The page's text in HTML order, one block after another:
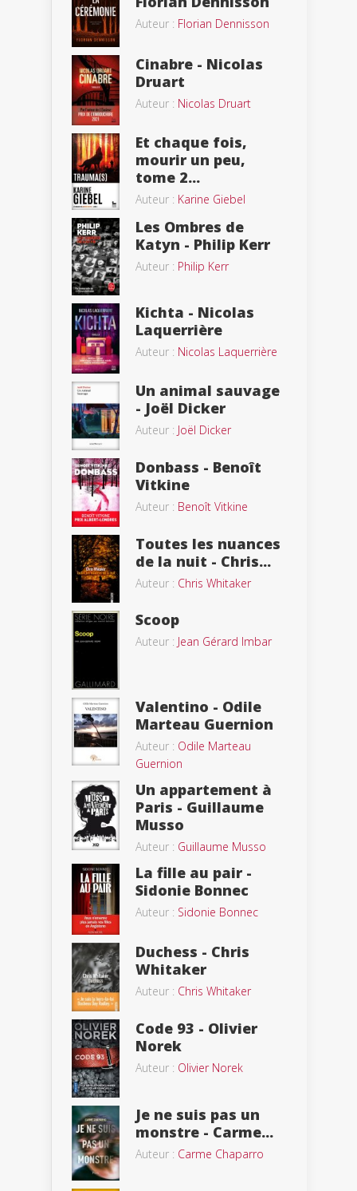
Auteur : Florian Dennisson
Cinabre - Nicolas
Druart
Auteur : Nicolas Druart
Et chaque fois,
mourir un peu,
tome 2...
Auteur : Karine Giebel
Les Ombres de
Katyn - Philip Kerr
Auteur : Philip Kerr
Kichta - Nicolas
Laquerrière
Auteur : Nicolas Laquerrière
Un animal sauvage
- Joël Dicker
Auteur : Joël Dicker
Donbass - Benoît
Vitkine
Auteur : Benoît Vitkine
Toutes les nuances
de la nuit - Chris...
Auteur : Chris Whitaker
Scoop
Auteur : Jean Gérard Imbar
Valentino - Odile
Marteau Guernion
Auteur : Odile Marteau
Guernion
Un appartement à
Paris - Guillaume
Musso
Auteur : Guillaume Musso
La fille au pair -
Sidonie Bonnec
Auteur : Sidonie Bonnec
Duchess - Chris
Whitaker
Auteur : Chris Whitaker
Code 93 - Olivier
Norek
Auteur : Olivier Norek
Je ne suis pas un
monstre - Carme...
Auteur : Carme Chaparro